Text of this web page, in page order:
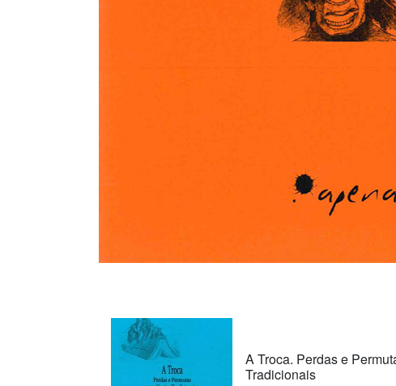
A Troca. Perdas e
Tradicionais